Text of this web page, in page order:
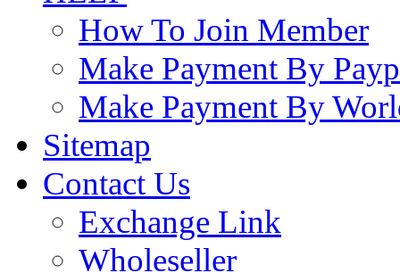
How To Join Member
Make Payment By
Make Payment By
Sitemap
Contact Us
Exchange Link
Wholeseller